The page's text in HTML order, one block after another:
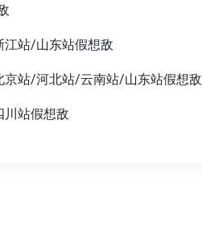
江站/山东站假想敌
京站/河北站/云南站/山东站假想敌
川站假想敌